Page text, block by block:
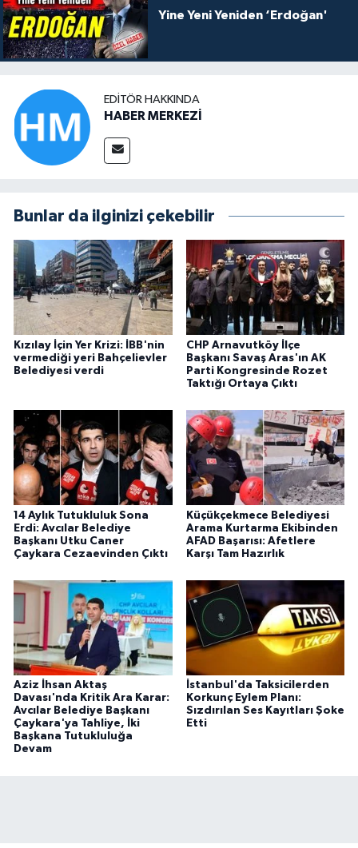
Yine Yeni Yeniden ‘Erdoğan'
EDITÖR HAKKINDA
HABER MERKEZİ
Bunlar da ilginizi çekebilir
Kızılay İçin Yer Krizi: İBB'nin
vermediği yeri Bahçelievler
Belediyesi verdi
CHP Arnavutköy İlçe
Başkanı Savaş Aras'ın AK
Parti Kongresinde Rozet
Taktığı Ortaya Çıktı
14 Aylık Tutukluluk Sona
Erdi: Avcılar Belediye
Başkanı Utku Caner
Çaykara Cezaevinden Çıktı
Küçükçekmece Belediyesi
Arama Kurtarma Ekibinden
AFAD Başarısı: Afetlere
Karşı Tam Hazırlık
Aziz İhsan Aktaş
Davası'nda Kritik Ara Karar:
Avcılar Belediye Başkanı
Çaykara'ya Tahliye, İki
Başkana Tutukluluğa
Devam
İstanbul'da Taksicilerden
Korkunç Eylem Planı:
Sızdırılan Ses Kayıtları Şoke
Etti